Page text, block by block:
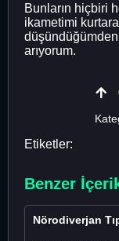
Bunların hiçbiri
ikametimi
arıyorum.
Etiketler:
Benzer